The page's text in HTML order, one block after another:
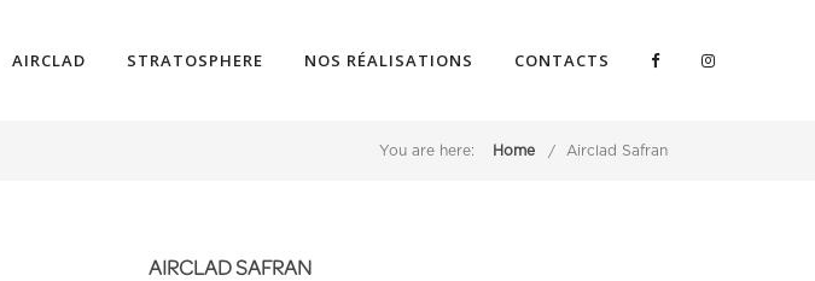
AIRCLAD STRATOSPHERE NOS RÉALISATIONS CONTACTS
You are here: Home Airclad Safran
AIRCLAD SAFRAN